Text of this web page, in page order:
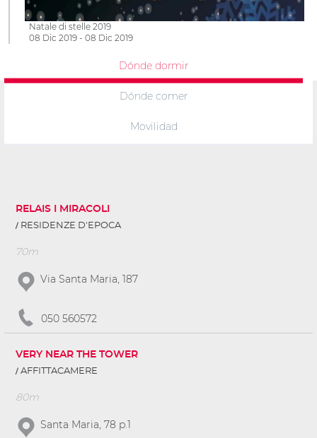
Natale di stelle 2019
08 Dic 2019 - 08 Dic 2019
Dónde dormir
Dónde comer
Movilidad
RELAIS I MIRACOLI
RESIDENZE D'EPOCA
70m
Via Santa Maria, 187
050 560572
VERY NEAR THE TOWER
AFFITTACAMERE
80m
Santa Maria, 78 p.1